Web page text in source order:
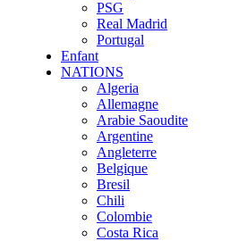
PSG
Real Madrid
Portugal
Enfant
NATIONS
Algeria
Allemagne
Arabie Saoudite
Argentine
Angleterre
Belgique
Bresil
Chili
Colombie
Costa Rica